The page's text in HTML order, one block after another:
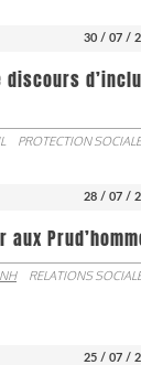
30 / 07 /
PROTECTION SOCIALE
28 / 07 /
RELATIONS
25 / 07 /